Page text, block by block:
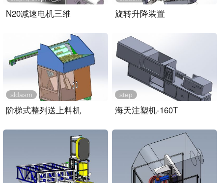
N20减速电机三维 旋转升降装置
阶梯式整列送上料机
sldasm
海天注塑机-160T
step